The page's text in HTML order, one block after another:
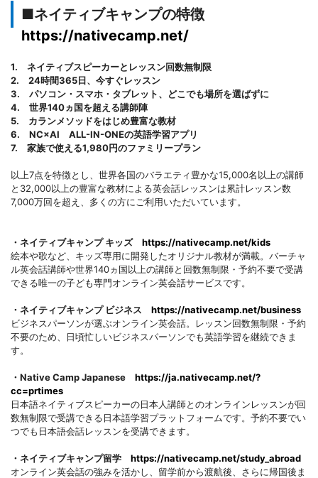
■ネイティブキャンプの特徴
https://nativecamp.net/
1. ネイティブスピーカーとレッスン回数無制限
2. 24時間365日、今すぐレッスン
3. パソコン・スマホ・タブレット、どこでも場所を選ばずに
4. 世界140ヵ国を超える講師陣
5. カランメソッドをはじめ豊富な教材
6. NC×AI ALL-IN-ONEの英語学習アプリ
7. 家族で使える1,980円のファミリープラン
以上7点を特徴とし、世界各国のバラエティ豊かな15,000名以上の講師
と32,000以上の豊富な教材による英会話レッスンは累計レッスン数
7,000万回を超え、多くの方にご利用いただいています。
・ネイティブキャンプ キッズ https://nativecamp.net/kids
絵本や歌など、キッズ専用に開発したオリジナル教材が満載。バーチャ
ル英会話講師や世界140ヵ国以上の講師と回数無制限・予約不要で受講
できる唯一の子ども専門オンライン英会話サービスです。
・ネイティブキャンプ ビジネス https://nativecamp.net/business
ビジネスパーソンが選ぶオンライン英会話。レッスン回数無制限・予約
不要のため、日頃忙しいビジネスパーソンでも英語学習を継続できま
す。
・Native Camp Japanese https://ja.nativecamp.net/?
cc=prtimes
日本語ネイティブスピーカーの日本人講師とのオンラインレッスンが回
数無制限で受講できる日本語学習プラットフォームです。予約不要でい
つでも日本語会話レッスンを受講できます。
・ネイティブキャンプ留学 https://nativecamp.net/study_abroad
オンライン英会話の強みを活かし、留学前から渡航後、さらに帰国後ま